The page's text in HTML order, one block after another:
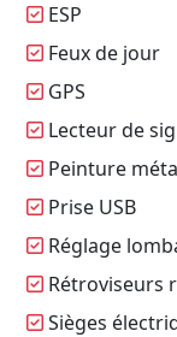
ESP
Feux de jour
GPS
Lecteur de
Peinture
Prise USB
Réglage
Rétroviseurs
Sièges